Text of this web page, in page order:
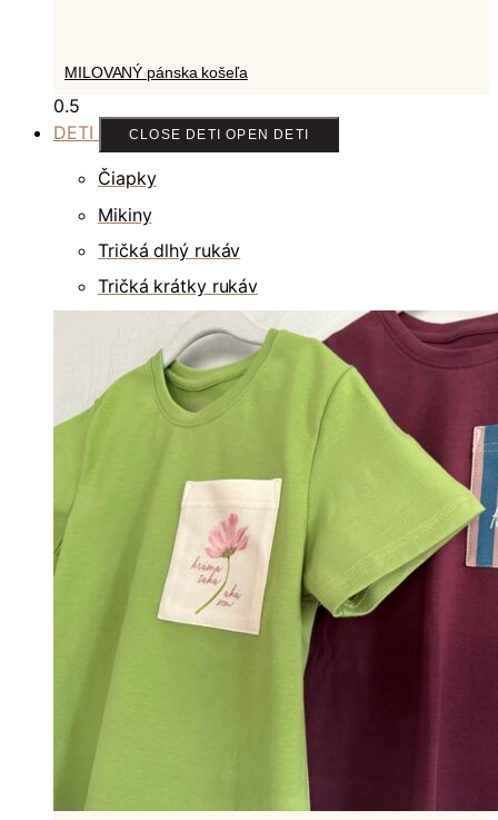
MILOVANÝ pánska košeľa
DETI CLOSE DETI OPEN DETI
Čiapky
Mikiny
Tričká dlhý rukáv
Tričká krátky rukáv